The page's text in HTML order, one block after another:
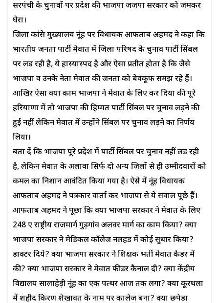
सरपंची के चुनावों पर प्रदेश की भाजपा जजपा सरकार को जमकर
घेरा।
जिला कांग्रेस मुख्यालय नूंह पर विधायक आफताब अहमद ने कहा कि
भारतीय जनता पार्टी मेवात में जिला परिषद के चुनाव पार्टी सिंबल
पर लड रही है, ये हास्यास्पद है और ऐसा प्रतीत होता है कि जैसे
भाजपा व उनके नेता मेवात की जनता को बेवकूफ समझ रहे हैं।
आखिर ऐसा क्या काम भाजपा ने मेवात के लिए कर दिया की पूरे
हरियाणा में तो भाजपा की हिम्मत पार्टी सिंबल पर चुनाव लड़ने की
हुई नहीं लेकिन मेवात में उन्होंने सिंबल पर चुनाव लड़ने का निर्णय
लिया।
बता दें कि भाजपा पूरे प्रदेश में पार्टी सिंबल पर चुनाव नहीं लड रही
है, लेकिन मेवात के अलावा सिर्फ दो अन्य जिलों से ही उम्मीदवारों को
कमल का निशान आवंटित किया गया है। ऐसे में नूंह विधायक
आफताब अहमद ने पत्रकार वार्ता कर भाजपा से ये सवाल पूछे हैं।
आफताब अहमद ने पूछा कि क्या भाजपा सरकार ने मेवात के लिए
248 ए राष्ट्रीय राजमार्ग गुड़गांव अलवर मार्ग का काम किया? क्या
भाजपा सरकार ने मेडिकल कॉलेज नलहड में कोई सुधार किया?
डाक्टर दिये? क्या भाजपा सरकार ने शिक्षक भर्ती मेवात कैडर में
की? क्या भाजपा सरकार ने मेवात फीडर कैनाल दी? क्या केंद्रीय
विद्यालय सालाहेड़ी नूंह का एक पत्थर आज तक लगा? क्या कूरथला
में शहीद किरण शेखावत के नाम पर कालेज बना? क्या छपेडा